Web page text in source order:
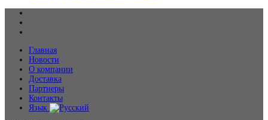
Главная
Новости
О компании
Доставка
Партнеры
Контакты
Язык